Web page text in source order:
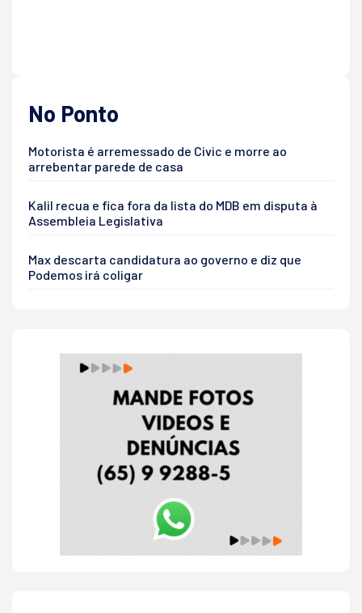
No Ponto
Motorista é arremessado de Civic e morre ao
arrebentar parede de casa
Kalil recua e fica fora da lista do MDB em disputa à
Assembleia Legislativa
Max descarta candidatura ao governo e diz que
Podemos irá coligar